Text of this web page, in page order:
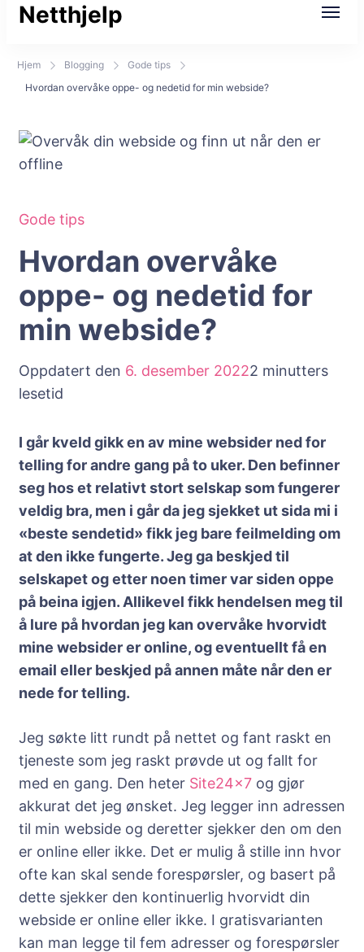
Netthjelp
Hjem Blogging
Gode tips
Hvordan overvåke oppe- og nedetid for min webside?
Gode tips
Hvordan overvåke
oppe- og nedetid for
min webside?
Oppdatert den 6. desember 20222 minutters
lesetid
I går kveld gikk en av mine websider ned for
telling for andre gang på to uker. Den befinner
seg hos et relativt stort selskap som fungerer
veldig bra, men i går da jeg sjekket ut sida mi i
«beste sendetid» fikk jeg bare feilmelding om
at den ikke fungerte. Jeg ga beskjed til
selskapet og etter noen timer var siden oppe
på beina igjen. Allikevel fikk hendelsen meg til
å lure på hvordan jeg kan overvåke hvorvidt
mine websider er online, og eventuellt få en
email eller beskjed på annen måte når den er
nede for telling.
Jeg søkte litt rundt på nettet og fant raskt en
tjeneste som jeg raskt prøvde ut og fallt for
med en gang. Den heter Site24x7 og gjør
akkurat det jeg ønsket. Jeg legger inn adressen
til min webside og deretter sjekker den om den
er online eller ikke. Det er mulig å stille inn hvor
ofte kan skal sende forespørsler, og basert på
dette sjekker den kontinuerlig hvorvidt din
webside er online eller ikke. I gratisvarianten
kan man legge til fem adresser og forespørsler